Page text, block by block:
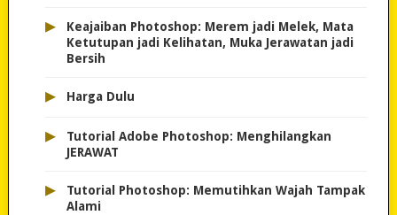
▸
Keajaiban Photoshop: Merem jadi Melek, Mata
Ketutupan jadi Kelihatan, Muka Jerawatan jadi
Bersih
▸ Harga Dulu
▸
Tutorial Adobe Photoshop: Menghilangkan
JERAWAT
▸
Tutorial Photoshop: Memutihkan Wajah Tampak
Alami